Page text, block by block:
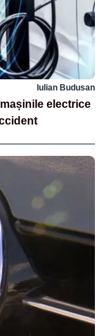
Iulian Budusan
electrice